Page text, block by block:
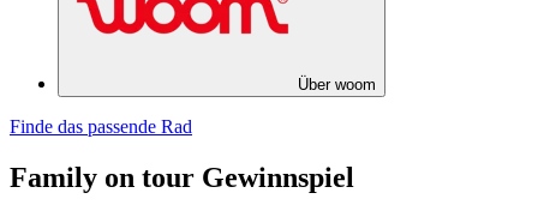
Über woom
Finde das passende Rad
Family on tour Gewinnspiel